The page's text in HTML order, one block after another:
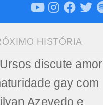
HISTÓRIA
discute amor
gay com
Azevedo e